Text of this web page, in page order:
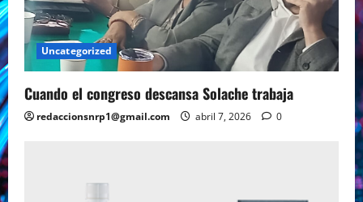
Uncategorized
Cuando el congreso descansa Solache trabaja
redaccionsnrp1@gmail.com abril 7, 2026 0